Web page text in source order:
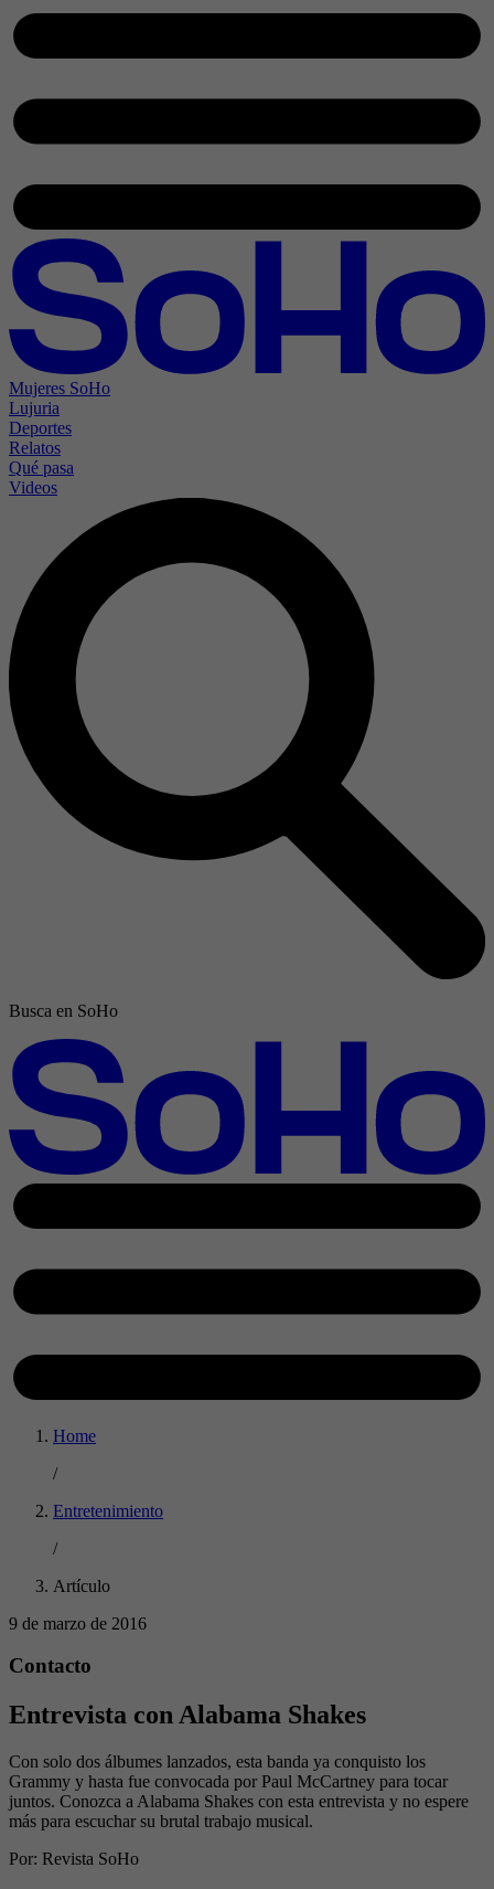
Mujeres SoHo
Lujuria
Deportes
Relatos
Qué pasa
Videos
Busca en SoHo
Home
/
Entretenimiento
/
Artículo
9 de marzo de 2016
Contacto
Entrevista con Alabama Shakes
Con solo dos álbumes lanzados, esta banda ya conquisto los
Grammy y hasta fue convocada por Paul McCartney para tocar
juntos. Conozca a Alabama Shakes con esta entrevista y no espere
más para escuchar su brutal trabajo musical.
Por: Revista SoHo